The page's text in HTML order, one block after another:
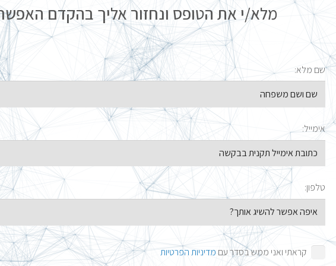
מלא/י את הטופס ונחזור אליך בהקדם
שם מלא:
אימייל:
טלפון:
קראתי ואני ממש בסדר עם מדיניות הפרטיות